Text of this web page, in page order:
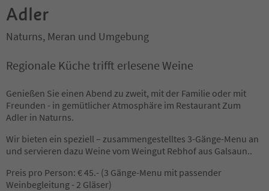
Adler
Naturns, Meran und Umgebung
Regionale Küche trifft erlesene Weine
Genießen Sie einen Abend zu zweit, mit der Familie oder mit
Freunden - in gemütlicher Atmosphäre im Restaurant Zum
Adler in Naturns.
Wir bieten ein speziell – zusammengestelltes 3-Gänge-Menu an
und servieren dazu Weine vom Weingut Rebhof aus Galsaun..
Preis pro Person: € 45.- (3 Gänge-Menu mit passender
Weinbegleitung - 2 Gläser)